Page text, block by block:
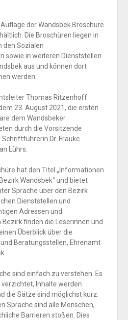
der Wandsbek Broschüre
Die Broschüren liegen in
den Sozialen
sowie in weiteren Dienststellen
aus und können dort
werden.
Thomas Ritzenhoff
23. August 2021, die ersten
dem Wandsbeker
durch die Vorsitzende
Dr. Frauke
Lührs.
hat den Titel „Informationen
Wandsbek“ und bietet
Sprache über den Bezirk
Dienststellen und
Adressen und
finden die Leserinnen und
Überblick über die
Beratungsstellen, Ehrenamt
sind einfach zu verstehen. Es
Inhalte werden
die Sätze sind möglichst kurz.
Sprache sind alle Menschen,
Barrieren stoßen. Dies